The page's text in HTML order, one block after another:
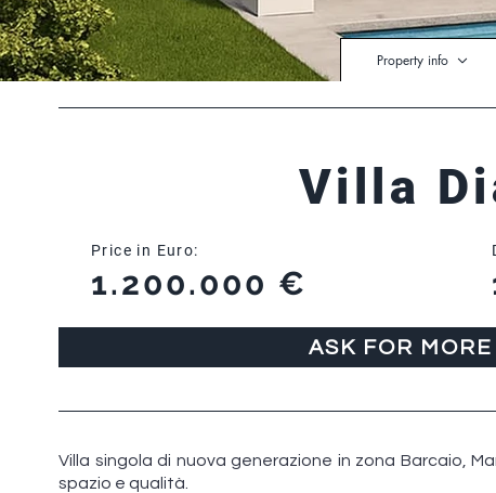
Property info
Villa
Price in Euro:
1.200.000 €
ASK FOR
Villa singola di nuova generazione in zona Barcaio,
spazio e qualità.